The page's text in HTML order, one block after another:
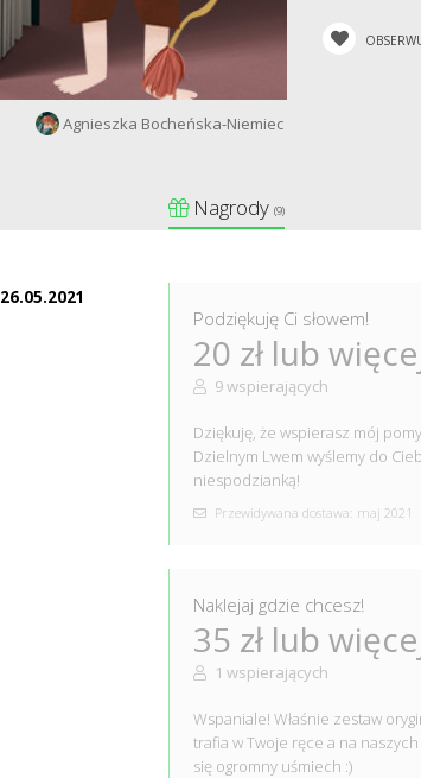
Agnieszka Bocheńska-Niemiec
26.05.2021
Nagrody (9)
Podziękuję Ci słowem!
20 zł lub
9 wspierających
Dziękuję, że wspierasz mój
Dzielnym Lwem wyślemy do
niespodzianką!
Przewidywana dostawa: maj 2021
Naklejaj gdzie chcesz!
35 zł lub
1 wspierających
Wspaniale! Właśnie zestaw
trafia w Twoje ręce a na
się ogromny uśmiech :)